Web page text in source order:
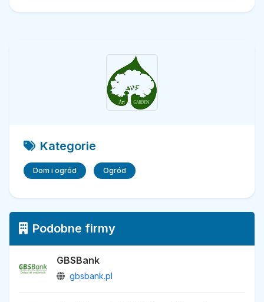
Kategorie
Dom i ogród Ogród
Podobne firmy
GBSBank
gbsbank.pl